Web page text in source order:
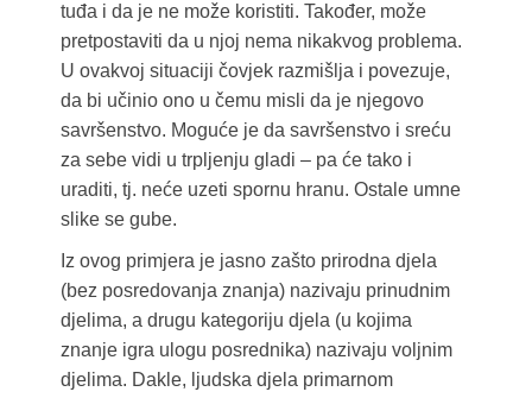
tuđa i da je ne može koristiti. Također, može
pretpostaviti da u njoj nema nikakvog problema.
U ovakvoj situaciji čovjek razmišlja i povezuje,
da bi učinio ono u čemu misli da je njegovo
savršenstvo. Moguće je da savršenstvo i sreću
za sebe vidi u trpljenju gladi – pa će tako i
uraditi, tj. neće uzeti spornu hranu. Ostale umne
slike se gube.
Iz ovog primjera je jasno zašto prirodna djela
(bez posredovanja znanja) nazivaju prinudnim
djelima, a drugu kategoriju djela (u kojima
znanje igra ulogu posrednika) nazivaju voljnim
djelima. Dakle, ljudska djela primarnom